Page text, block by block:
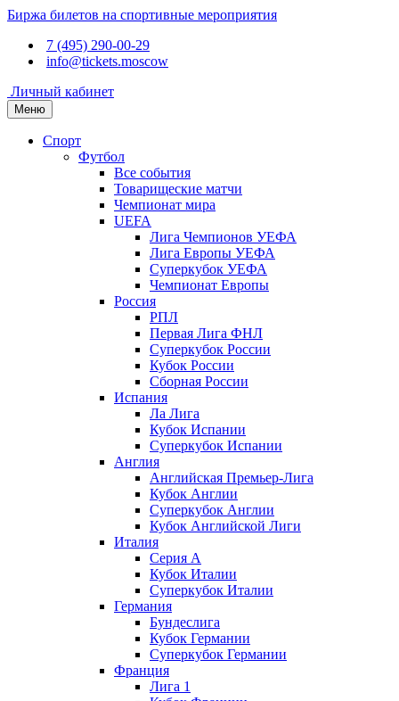
Биржа билетов на спортивные мероприятия
7 (495) 290-00-29
info@tickets.moscow
Личный кабинет
Меню
Спорт
Футбол
Все события
Товарищеские матчи
Чемпионат мира
UEFA
Лига Чемпионов УЕФА
Лига Европы УЕФА
Суперкубок УЕФА
Чемпионат Европы
Россия
РПЛ
Первая Лига ФНЛ
Суперкубок России
Кубок России
Сборная России
Испания
Ла Лига
Кубок Испании
Суперкубок Испании
Англия
Английская Премьер-Лига
Кубок Англии
Суперкубок Англии
Кубок Английской Лиги
Италия
Серия А
Кубок Италии
Суперкубок Италии
Германия
Бундеслига
Кубок Германии
Суперкубок Германии
Франция
Лига 1